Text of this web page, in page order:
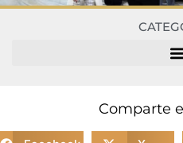
Comparte